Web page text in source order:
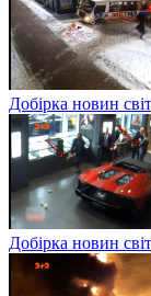
Добірка новин
Добірка новин